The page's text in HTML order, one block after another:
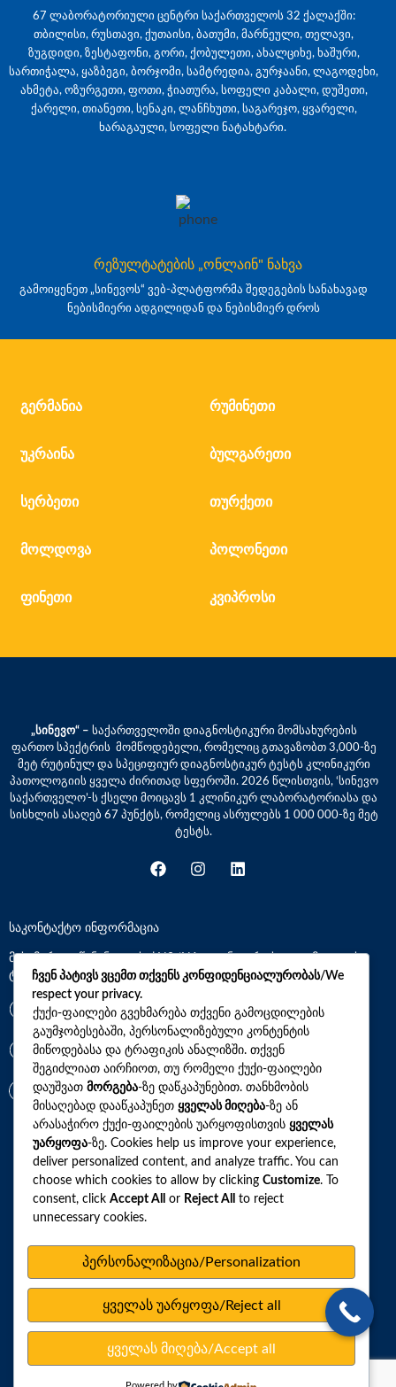
67 ლაბორატორიული ცენტრი საქართველოს 32 ქალაქში:
თბილისი, რუსთავი, ქუთაისი, ბათუმი, მარნეული, თელავი,
ზუგდიდი, ზესტაფონი, გორი, ქობულეთი, ახალციხე, ხაშური,
სართიჭალა, ყაზბეგი, ბორჯომი, სამტრედია, გურჯაანი, ლაგოდეხი,
ახმეტა, ოზურგეთი, ფოთი, ჭიათურა, სოფელი კაბალი, დუშეთი,
ქარელი, თიანეთი, სენაკი, ლანჩხუთი, საგარეჯო, ყვარელი,
ხარაგაული, სოფელი ნატახტარი.
რეზულტატების „ონლაინ" ნახვა
გამოიყენეთ „სინევოს“ ვებ-პლატფორმა შედეგების სანახავად
ნებისმიერი ადგილიდან და ნებისმიერ დროს
გერმანია რუმინეთი
უკრაინა ბულგარეთი
სერბეთი თურქეთი
მოლდოვა პოლონეთი
ფინეთი კვიპროსი
„სინევო“ – საქართველოში დიაგნოსტიკური მომსახურების
ფართო სპექტრის მომწოდებელი, რომელიც გთავაზობთ 3,000-ზე
მეტ რუტინულ და სპეციფიურ დიაგნოსტიკურ ტესტს კლინიკური
პათოლოგიის ყველა ძირითად სფეროში. 2026 წლისთვის, ‘სინევო
საქართველო’-ს ქსელი მოიცავს 1 კლინიკურ ლაბორატორიასა და
სისხლის ასაღებ 67 პუნქტს, რომელიც ასრულებს 1 000 000-ზე მეტ
ტესტს.
საკონტაქტო ინფორმაცია
მისამართი: წინანდლის ქ.N9 (N1 კლინიკური საავადმყოფოს
ტერიტორია)
*7770
+(995)32 2 800 111
info@synevo.ge
2021 – 2026 © სინევო. ყველა უფლება დაცულია
ჩვენი აქციები და პროფილები
როგორ მოვემზადოთ ტესტების ჩასაბარებლად
ლაბორატორიული ცენტრები
სარედაქციო პოლიტიკა
ვებსაიტის რუკა
ჩვენ პატივს ვცემთ თქვენს კონფიდენციალურობას/We
respect your privacy.
ქუქი-ფაილები გვეხმარება თქვენი გამოცდილების
გაუმჯობესებაში, პერსონალიზებული კონტენტის
მიწოდებასა და ტრაფიკის ანალიზში. თქვენ
შეგიძლიათ აირჩიოთ, თუ რომელი ქუქი-ფაილები
დაუშვათ მორგება-ზე დაწკაპუნებით. თანხმობის
მისაღებად დააწკაპუნეთ ყველას მიღება-ზე ან
არასაჭირო ქუქი-ფაილების უარყოფისთვის ყველას
უარყოფა-ზე. Cookies help us improve your experience,
deliver personalized content, and analyze traffic. You can
choose which cookies to allow by clicking Customize. To
consent, click Accept All or Reject All
to reject
unnecessary cookies.
პერსონალიზაცია/Personalization
ყველას უარყოფა/Reject all
ყველას მიღება/Accept all